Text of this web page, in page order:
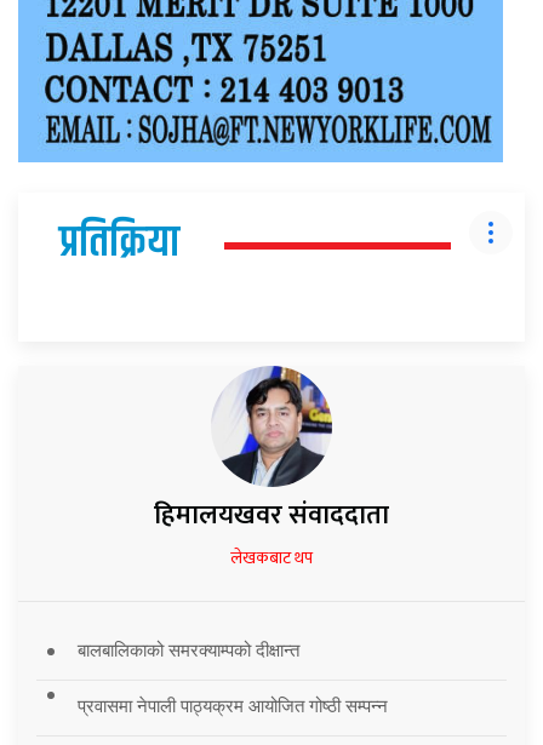
प्रतिक्रिया
हिमालयखवर संवाददाता
लेखकबाट थप
बालबालिकाको समरक्याम्पको दीक्षान्त
प्रवासमा नेपाली पाठ्यक्रम आयोजित गोष्ठी सम्पन्न